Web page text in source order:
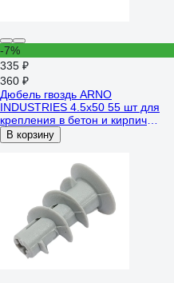
-7%
335 ₽
360 ₽
Дюбель гвоздь ARNO
INDUSTRIES 4.5х50 55 шт для
крепления в бетон и кирпич
ТУ14-4-1731 AG0004505032501
В корзину